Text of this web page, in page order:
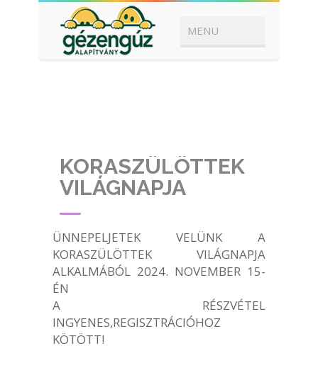
KORASZÜLÖTTEK
VILÁGNAPJA
ÜNNEPELJETEK VELÜNK A
KORASZÜLÖTTEK VILÁGNAPJA
ALKALMÁBÓL 2024. NOVEMBER 15-
ÉN
A RÉSZVÉTEL
INGYENES,REGISZTRÁCIÓHOZ
KÖTÖTT!